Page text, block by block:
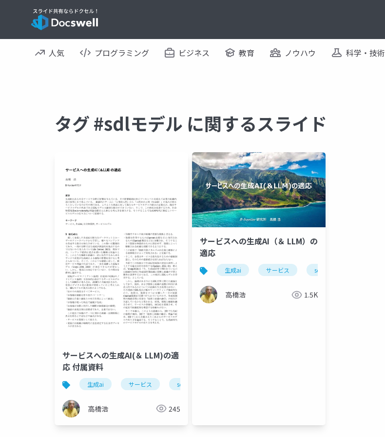
人気 プログラミング ビジネス 教育 ノウハウ 科学・技術
タグ #sdlモデル に関するスライド
サービスへの生成AI(＆ LLM)の適
応 付属資料
生成ai サービス sdlモデル
高橋浩 245
サービスへの生成AI（＆ LLM）の
適応
生成ai サービス sdlモデル
高橋浩 1.5K